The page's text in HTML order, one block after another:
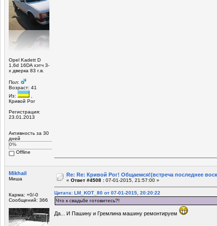
Opel Kadett D
1,6d 16DA хэтч 3-
х дверка 83 г.в.
Пол:
Возраст: 41
Из:
Кривой Рог
Регистрация:
23.01.2013
Активность за 30
дней
0%
Offline
Mikhail
Миша
Карма: +0/-0
Сообщений: 366
Re: Re: Кривой Рог! Общаемся!(встреча последнее
« Ответ #4508 : 07-01-2015, 21:57:00 »
Цитата: LM_KOT_80 от 07-01-2015, 20:20:22
Что к свадьбе готовитесь?!
Да... И Пашину и Гремлина машину ремонтируем